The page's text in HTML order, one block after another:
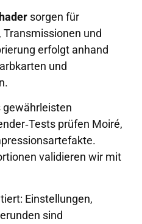
sorgen für
und
erfolgt anhand
und
prüfen Moiré,
validieren wir mit
Einstellungen,
sind